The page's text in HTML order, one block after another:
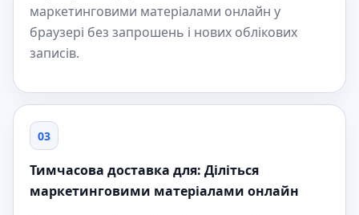
маркетинговими матеріалами онлайн у
браузері без запрошень і нових облікових
записів.
03
Тимчасова доставка для: Діліться
маркетинговими матеріалами онлайн